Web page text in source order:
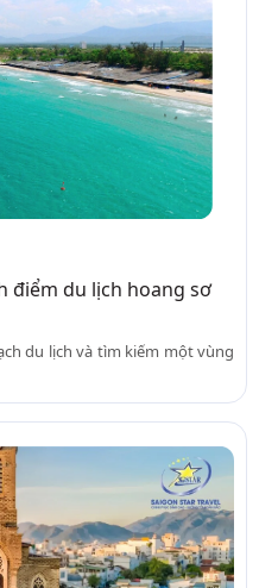
điểm du lịch hoang sơ
du lịch và tìm kiếm một vùng